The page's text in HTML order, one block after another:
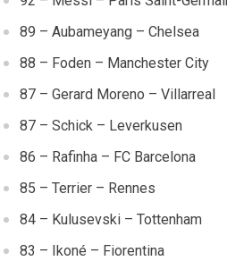
89 – Aubameyang – Chelsea
88 – Foden – Manchester City
87 – Gerard Moreno – Villarreal
87 – Schick – Leverkusen
86 – Rafinha – FC Barcelona
85 – Terrier – Rennes
84 – Kulusevski – Tottenham
83 – Ikoné – Fiorentina